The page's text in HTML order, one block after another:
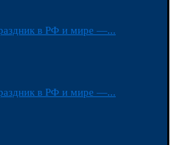
в РФ и мире —...
в РФ и мире —...